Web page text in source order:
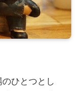
ひとつとし